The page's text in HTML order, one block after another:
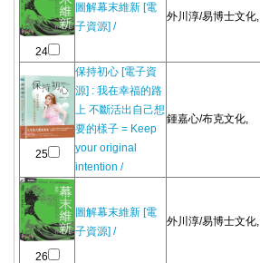
24
圖解幕末維新 [電
子資源] /
外川淳/易博士文化,
25
保持初心 [電子資
源] : 我在幸福的路
上 不斷活出自己想
要的樣子 = Keep
your original
intention /
鍾嘉心/布克文化,
26
圖解幕末維新 [電
子資源] /
外川淳/易博士文化,